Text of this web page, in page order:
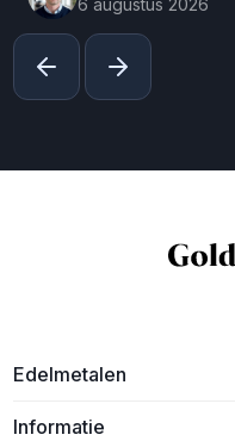
6 augustus 2026
Edelmetalen
Informatie